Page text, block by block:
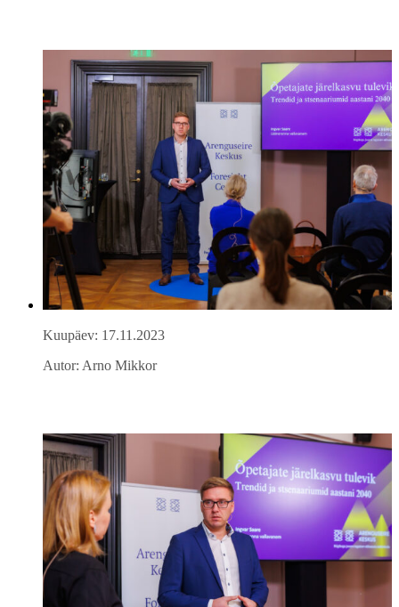
Kuupäev: 17.11.2023
Autor: Arno Mikkor